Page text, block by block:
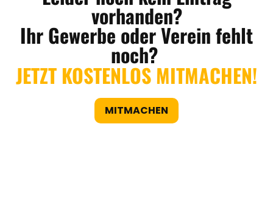
vorhanden?
Ihr Gewerbe oder Verein fehlt
noch?
JETZT KOSTENLOS MITMACHEN!
MITMACHEN